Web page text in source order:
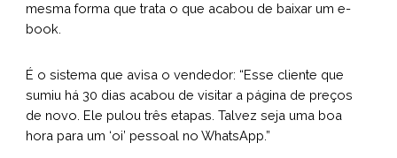
mesma forma que trata o que acabou de baixar um e-
book.
É o sistema que avisa o vendedor: “Esse cliente que
sumiu há 30 dias acabou de visitar a página de preços
de novo. Ele pulou três etapas. Talvez seja uma boa
hora para um ‘oi’ pessoal no WhatsApp.”